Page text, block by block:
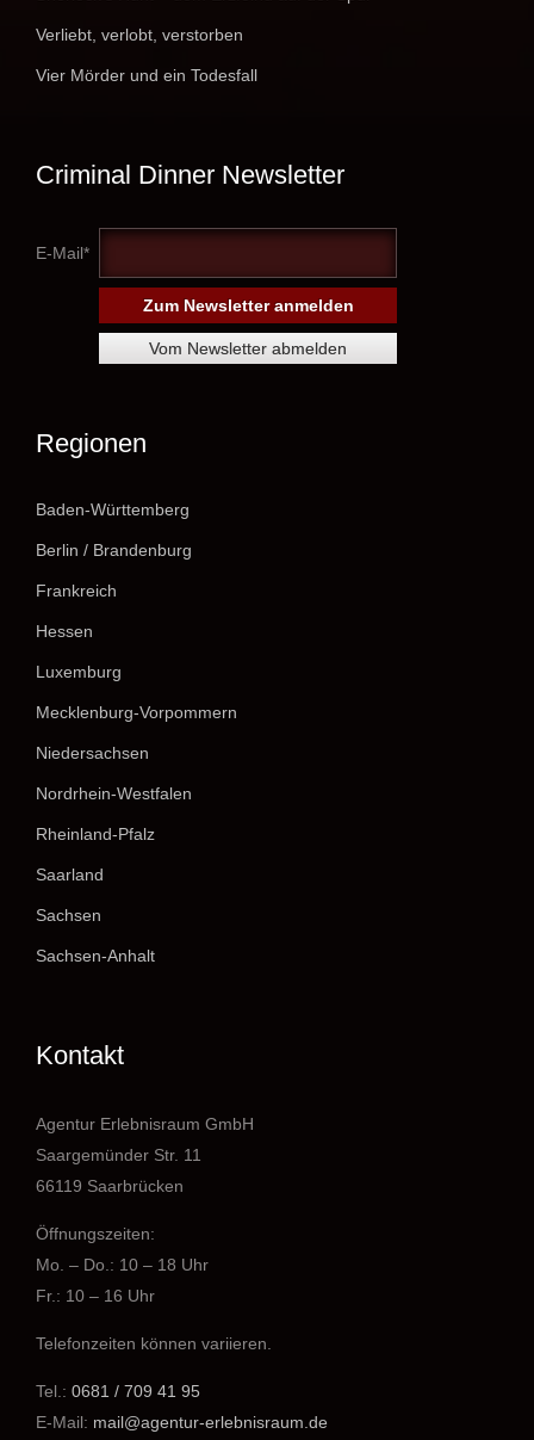
Verliebt, verlobt, verstorben
Vier Mörder und ein Todesfall
Criminal Dinner Newsletter
E-Mail*
Regionen
Baden-Württemberg
Berlin / Brandenburg
Frankreich
Hessen
Luxemburg
Mecklenburg-Vorpommern
Niedersachsen
Nordrhein-Westfalen
Rheinland-Pfalz
Saarland
Sachsen
Sachsen-Anhalt
Kontakt
Agentur Erlebnisraum GmbH
Saargemünder Str. 11
66119 Saarbrücken
Öffnungszeiten:
Mo. – Do.: 10 – 18 Uhr
Fr.: 10 – 16 Uhr
Telefonzeiten können variieren.
Tel.: 0681 / 709 41 95
E-Mail: mail@agentur-erlebnisraum.de